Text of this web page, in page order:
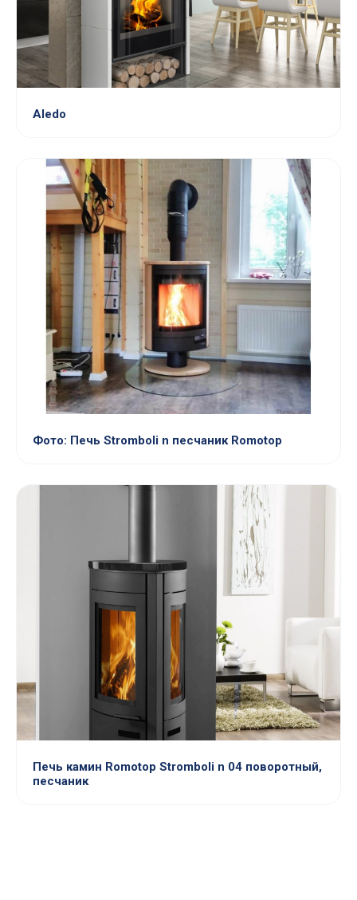
Aledo
Фото: Печь Stromboli n песчаник Romotop
Печь камин Romotop Stromboli n 04 поворотный,
песчаник